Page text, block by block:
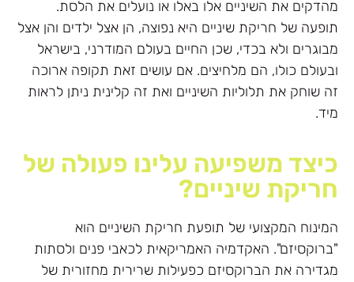
מהדקים את השיניים אלו באלו או נועלים את הלסת.
תופעה של חריקת שיניים היא נפוצה, הן אצל ילדים והן אצל
מבוגרים ולא בכדי, שכן החיים בעולם המודרני, בישראל
ובעולם כולו, הם מלחיצים. אם עושים זאת תקופה ארוכה
זה שוחק את תלוליות השיניים ואת זה קלינית ניתן לראות
מיד.
כיצד משפיעה עלינו פעולה של
חריקת שיניים?
המינוח המקצועי של תופעת חריקת השיניים הוא
"ברוקסיזם". האקדמיה האמריקאית לכאבי פנים ולסתות
מגדירה את הברוקסיזם כפעילות שרירית מחזורית של